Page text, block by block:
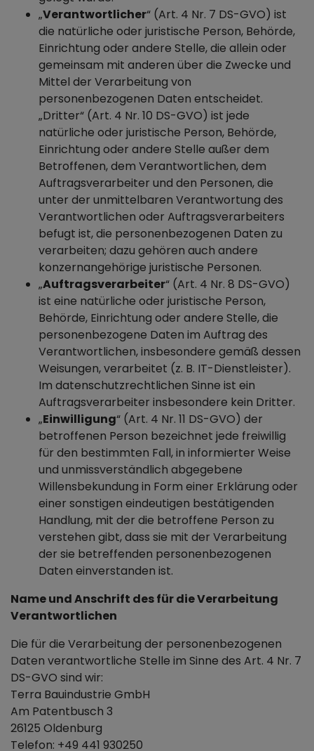
„Verantwortlicher“ (Art. 4 Nr. 7 DS-GVO) ist
die natürliche oder juristische Person, Behörde,
Einrichtung oder andere Stelle, die allein oder
gemeinsam mit anderen über die Zwecke und
Mittel der Verarbeitung von
personenbezogenen Daten entscheidet.
„Dritter“ (Art. 4 Nr. 10 DS-GVO) ist jede
natürliche oder juristische Person, Behörde,
Einrichtung oder andere Stelle außer dem
Betroffenen, dem Verantwortlichen, dem
Auftragsverarbeiter und den Personen, die
unter der unmittelbaren Verantwortung des
Verantwortlichen oder Auftragsverarbeiters
befugt ist, die personenbezogenen Daten zu
verarbeiten; dazu gehören auch andere
konzernangehörige juristische Personen.
„Auftragsverarbeiter“ (Art. 4 Nr. 8 DS-GVO)
ist eine natürliche oder juristische Person,
Behörde, Einrichtung oder andere Stelle, die
personenbezogene Daten im Auftrag des
Verantwortlichen, insbesondere gemäß dessen
Weisungen, verarbeitet (z. B. IT-Dienstleister).
Im datenschutzrechtlichen Sinne ist ein
Auftragsverarbeiter insbesondere kein Dritter.
„Einwilligung“ (Art. 4 Nr. 11 DS-GVO) der
betroffenen Person bezeichnet jede freiwillig
für den bestimmten Fall, in informierter Weise
und unmissverständlich abgegebene
Willensbekundung in Form einer Erklärung oder
einer sonstigen eindeutigen bestätigenden
Handlung, mit der die betroffene Person zu
verstehen gibt, dass sie mit der Verarbeitung
der sie betreffenden personenbezogenen
Daten einverstanden ist.
Name und Anschrift des für die Verarbeitung
Verantwortlichen
Die für die Verarbeitung der personenbezogenen
Daten verantwortliche Stelle im Sinne des Art. 4 Nr. 7
DS-GVO sind wir:
Terra Bauindustrie GmbH
Am Patentbusch 3
26125 Oldenburg
Telefon: +49 441 930250